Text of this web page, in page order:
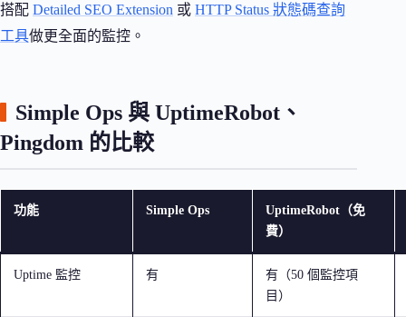
搭配 Detailed SEO Extension 或 HTTP Status 狀態碼查詢
工具做更全面的監控。
Simple Ops 與 UptimeRobot、
Pingdom 的比較
功能 Simple Ops
UptimeRobot（免
費）
Uptime 監控 有
有（50 個監控項
目）